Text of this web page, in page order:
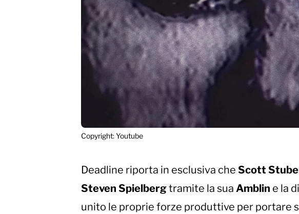
Copyright: Youtube
Deadline riporta in esclusiva che Scott
Steven Spielbergtramite la sua Amblin e la
unito le proprie forze produttive per portare